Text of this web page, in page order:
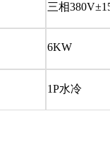
三相
6KW
1P水冷